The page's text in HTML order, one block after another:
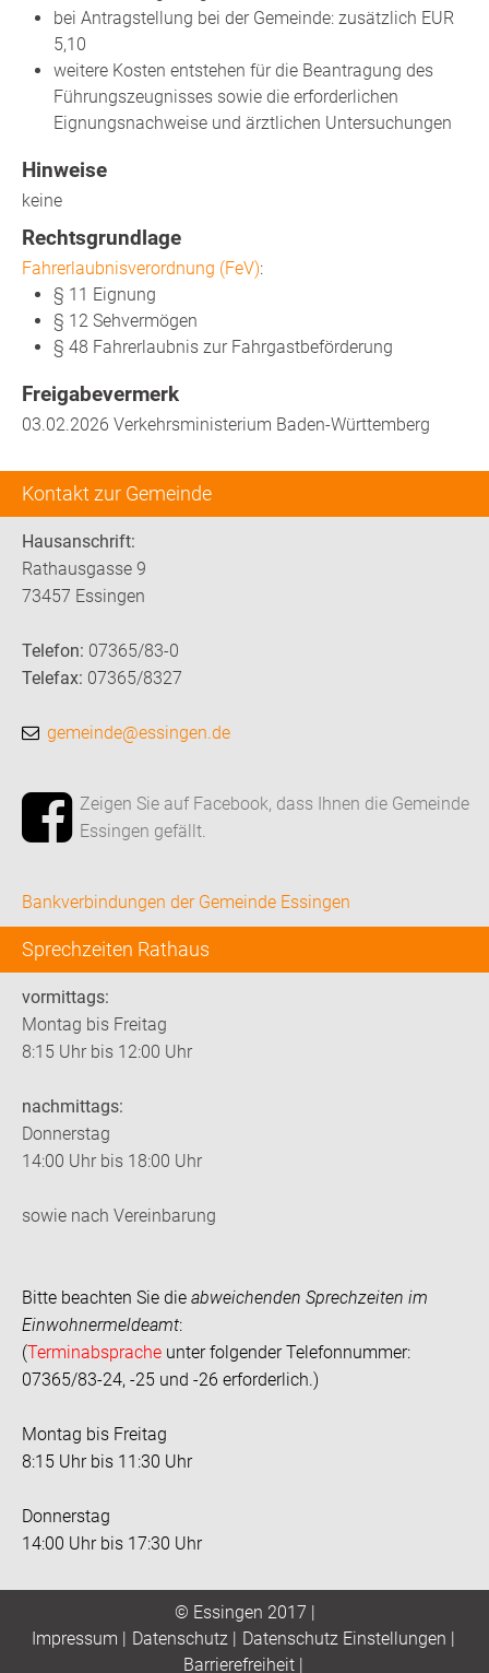
Kontakt zur Gemeinde
Hausanschrift:
Rathausgasse 9
73457 Essingen
Telefon: 07365/83-0
Telefax: 07365/8327
gemeinde@essingen.de
Zeigen Sie auf Facebook, dass Ihnen die Gemeinde
Essingen gefällt.
Bankverbindungen der Gemeinde Essingen
Sprechzeiten Rathaus
vormittags:
Montag bis Freitag
8:15 Uhr bis 12:00 Uhr
nachmittags:
Donnerstag
14:00 Uhr bis 18:00 Uhr
sowie nach Vereinbarung
Bitte beachten Sie die abweichenden Sprechzeiten im
Einwohnermeldeamt:
(Terminabsprache unter folgender Telefonnummer:
07365/83-24, -25 und -26 erforderlich.)
Montag bis Freitag
8:15 Uhr bis 11:30 Uhr
Donnerstag
14:00 Uhr bis 17:30 Uhr
bei Antragstellung bei der Gemeinde: zusätzlich EUR
5,10
weitere Kosten entstehen für die Beantragung des
Führungszeugnisses sowie die erforderlichen
Eignungsnachweise und ärztlichen Untersuchungen
Hinweise
keine
Rechtsgrundlage
Fahrerlaubnisverordnung (FeV):
§ 11 Eignung
§ 12 Sehvermögen
§ 48 Fahrerlaubnis zur Fahrgastbeförderung
Freigabevermerk
03.02.2026 Verkehrsministerium Baden-Württemberg
© Essingen 2017 |
Impressum | Datenschutz| Datenschutz Einstellungen |
Barrierefreiheit|